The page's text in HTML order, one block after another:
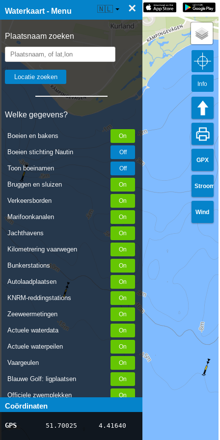
Waterkaart - Menu ×
Plaatsnaam zoeken
Welke gegevens?
Boeien en bakens
Boeien stichting Nautin
Toon boeinamen
Bruggen en sluizen
Verkeersborden
Marifoonkanalen
Jachthavens
Kilometrering vaarwegen
Bunkerstations
Autolaadplaatsen
KNRM-reddingstations
Zeeweermetingen
Actuele waterdata
Actuele waterpeilen
Vaargeulen
Blauwe Golf: ligplaatsen
Officiele zwemplekken
Stremmingen/hinder
AIS scheepsposities
Coördinaten
GPS 51.70025 4.41640
☰ Waterkaart Live 🇳🇱
GPX
Stroom
Wind
Info